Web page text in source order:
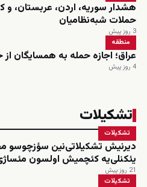
هشدار سوریه، اردن، عربستان، و
حملات شبه‌نظامیان
3 روز پیش
منطقه
عراق؛ اجازه حمله به همسایگان
4 روز پیش
تشکیلات
تشکیلات
دیرنیش تشکیلاتی‌نین سؤزچوسو
یئکنلی‌یه کئچمیش اولسون
21 روز پیش
تشکیلات